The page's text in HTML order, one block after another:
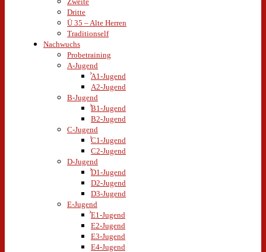
Dritte
Ü 35 – Alte Herren
Traditionself
Nachwuchs
Probetraining
A-Jugend
A1-Jugend
A2-Jugend
B-Jugend
B1-Jugend
B2-Jugend
C-Jugend
C1-Jugend
C2-Jugend
D-Jugend
D1-Jugend
D2-Jugend
D3-Jugend
E-Jugend
E1-Jugend
E2-Jugend
E3-Jugend
E4-Jugend